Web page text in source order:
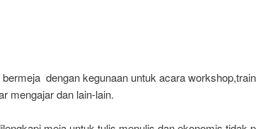
dengan kegunaan untuk acara
mengajar dan lain-lain.